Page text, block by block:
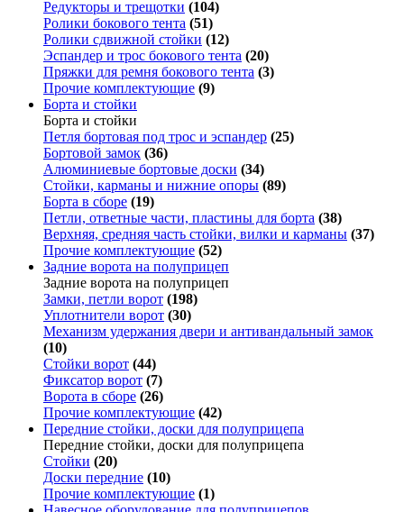
Редукторы и трещотки (104)
Ролики бокового тента (51)
Ролики сдвижной стойки (12)
Эспандер и трос бокового тента (20)
Пряжки для ремня бокового тента (3)
Прочие комплектующие (9)
Борта и стойки
Борта и стойки
Петля бортовая под трос и эспандер (25)
Бортовой замок (36)
Алюминиевые бортовые доски (34)
Стойки, карманы и нижние опоры (89)
Борта в сборе (19)
Петли, ответные части, пластины для борта (38)
Верхняя, средняя часть стойки, вилки и карманы (37)
Прочие комплектующие (52)
Задние ворота на полуприцеп
Задние ворота на полуприцеп
Замки, петли ворот (198)
Уплотнители ворот (30)
Механизм удержания двери и антивандальный замок
(10)
Стойки ворот (44)
Фиксатор ворот (7)
Ворота в сборе (26)
Прочие комплектующие (42)
Передние стойки, доски для полуприцепа
Передние стойки, доски для полуприцепа
Стойки (20)
Доски передние (10)
Прочие комплектующие (1)